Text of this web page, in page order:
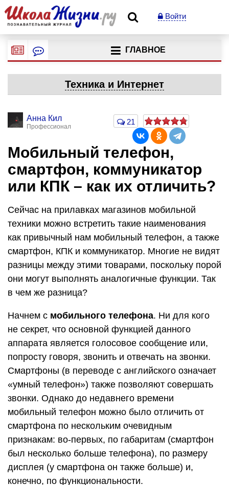
Войти
ГЛАВНОЕ
Техника и Интернет
Анна Кил
Профессионал
21
Мобильный телефон,
смартфон, коммуникатор
или КПК – как их отличить?
Сейчас на прилавках магазинов мобильной
техники можно встретить такие наименования
как привычный нам мобильный телефон, а также
смартфон, КПК и коммуникатор. Многие не видят
разницы между этими товарами, поскольку порой
они могут выполнять аналогичные функции. Так
в чем же разница?
Начнем с мобильного телефона. Ни для кого
не секрет, что основной функцией данного
аппарата является голосовое сообщение или,
попросту говоря, звонить и отвечать на звонки.
Смартфоны (в переводе с английского означает
«умный телефон») также позволяют совершать
звонки. Однако до недавнего времени
мобильный телефон можно было отличить от
смартфона по нескольким очевидным
признакам: во-первых, по габаритам (смартфон
был несколько больше телефона), по размеру
дисплея (у смартфона он также больше) и,
конечно, по функциональности.